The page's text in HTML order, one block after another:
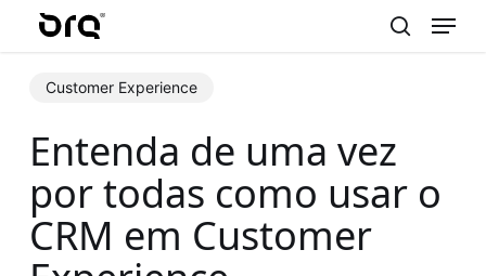
content
Menu
Customer Experience
Entenda de uma vez
por todas como usar o
CRM em Customer